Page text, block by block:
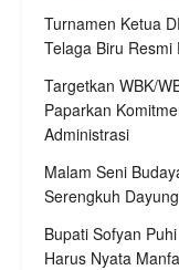
Turnamen Ketua
Telaga Biru Resmi
Targetkan WBK/
Paparkan
Administrasi
Malam Seni
Serengkuh
Bupati Sofyan
Harus Nyata